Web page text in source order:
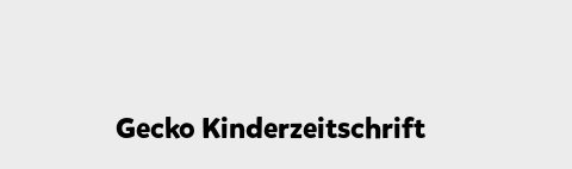
Gecko Kinderzeitschrift